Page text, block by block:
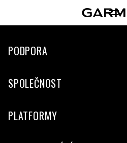
PODPORA
SPOLEČNOST
PLATFORMY